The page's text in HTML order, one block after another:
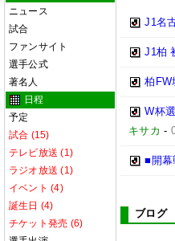
ニュース
試合
ファンサイト
選手公式
著名人
日程
予定
試合 (15)
テレビ放送 (1)
ラジオ放送 (1)
イベント (4)
誕生日 (4)
チケット発売 (6)
J1名
J1柏
柏FW
W杯
キサカ -
■開幕
ブログ